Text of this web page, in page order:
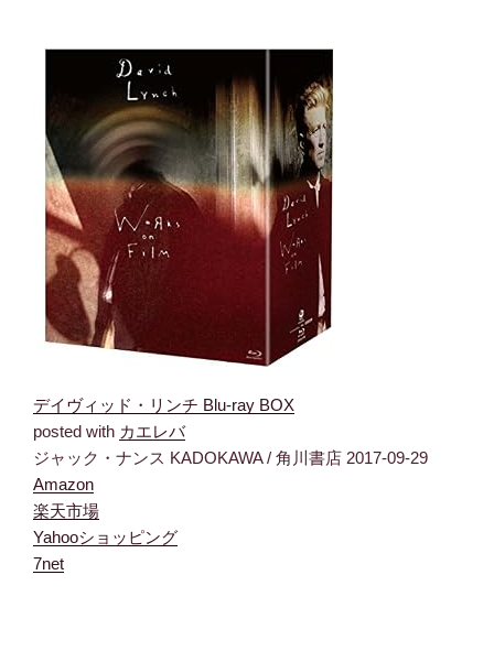
デイヴィッド・リンチ Blu-ray BOX
posted with カエレバ
ジャック・ナンス KADOKAWA / 角川書店 2017-09-29
Amazon
楽天市場
Yahooショッピング
7net